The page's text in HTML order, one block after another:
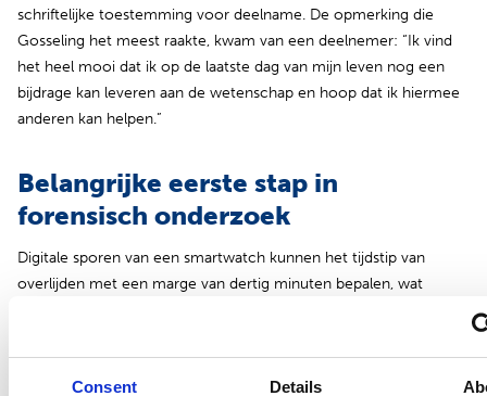
Consent Details
schriftelijke toestemming voor deelname. De opmerking die
Gosseling het meest raakte, kwam van een deelnemer: “Ik vind
het heel mooi dat ik op de laatste dag van mijn leven nog een
bijdrage kan leveren aan de wetenschap en hoop dat ik hiermee
anderen kan helpen.”
Belangrijke eerste stap in
forensisch onderzoek
Digitale sporen van een smartwatch kunnen het tijdstip van
overlijden met een marge van dertig minuten bepalen, wat
camerabeelden of getuigen zijn, wordt het tijdstip van overlijden
nu vaak onder andere bepaald op basis van lichaamstemperatuur.